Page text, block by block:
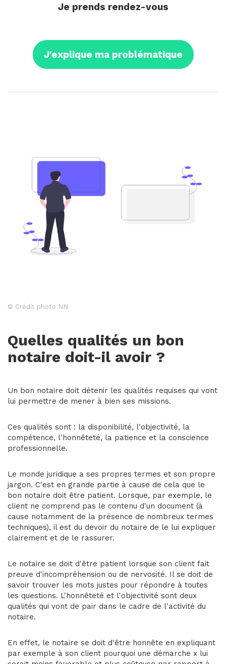
Je prends rendez-vous
J'explique ma problématique
© Crédit photo NN
Quelles qualités un bon
notaire doit-il avoir ?
Un bon notaire doit détenir les qualités requises qui vont
lui permettre de mener à bien ses missions.
Ces qualités sont : la disponibilité, l'objectivité, la
compétence, l'honnêteté, la patience et la conscience
professionnelle.
Le monde juridique a ses propres termes et son propre
jargon. C'est en grande partie à cause de cela que le
bon notaire doit être patient. Lorsque, par exemple, le
client ne comprend pas le contenu d'un document (à
cause notamment de la présence de nombreux termes
techniques), il est du devoir du notaire de le lui expliquer
clairement et de le rassurer.
Le notaire se doit d'être patient lorsque son client fait
preuve d'incompréhension ou de nervosité. Il se doit de
savoir trouver les mots justes pour répondre à toutes
les questions. L'honnêteté et l'objectivité sont deux
qualités qui vont de pair dans le cadre de l'activité du
notaire.
En effet, le notaire se doit d'être honnête en expliquant
par exemple à son client pourquoi une démarche x lui